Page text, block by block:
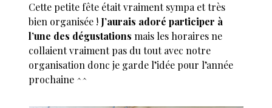
Cette petite fête était vraiment sympa et très
bien organisée ! J’aurais adoré participer à
l’une des dégustations mais les horaires ne
collaient vraiment pas du tout avec notre
organisation donc je garde l’idée pour l’année
prochaine ^^